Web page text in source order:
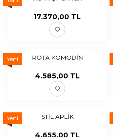
17.370,00 TL
Yeni ROTA KOMODİN
4.585,00TL
Yeni STİL APLİK
4.655,00TL